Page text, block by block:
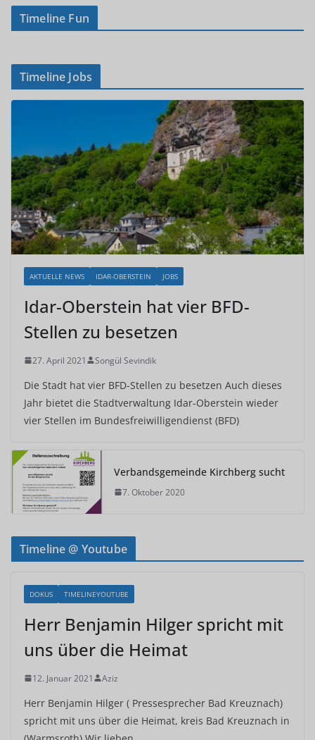
Timeline Fun
Timeline Jobs
AKTUELLE NEWS IDAR-OBERSTEIN JOBS
Idar-Oberstein hat vier BFD-
Stellen zu besetzen
27. April 2021 Songül Sevindik
Die Stadt hat vier BFD-Stellen zu besetzen Auch dieses
Jahr bietet die Stadtverwaltung Idar-Oberstein wieder
vier Stellen im Bundesfreiwilligendienst (BFD)
Verbandsgemeinde Kirchberg sucht
7. Oktober 2020
Timeline @ Youtube
DOKUS TIMELINEYOUTUBE
Herr Benjamin Hilger spricht mit
uns über die Heimat
12. Januar 2021 Aziz
Herr Benjamin Hilger ( Pressesprecher Bad Kreuznach)
spricht mit uns über die Heimat, kreis Bad Kreuznach in